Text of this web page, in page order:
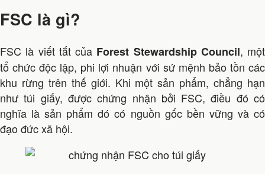
FSC là gì?
FSC là viết tắt của Forest Stewardship Council, một
tổ chức độc lập, phi lợi nhuận với sứ mệnh bảo tồn các
khu rừng trên thế giới. Khi một sản phẩm, chẳng hạn
như túi giấy, được chứng nhận bởi FSC, điều đó có
nghĩa là sản phẩm đó có nguồn gốc bền vững và có
đạo đức xã hội.